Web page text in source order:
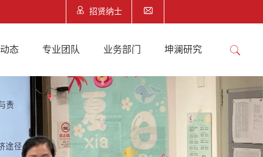
招贤纳士
态 专业团队 业务部门 坤澜研究